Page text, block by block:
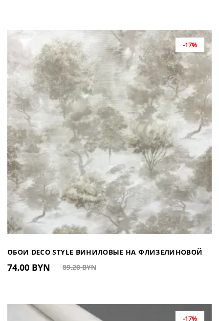
-17%
ОБОИ DECO STYLE ВИНИЛОВЫЕ НА ФЛИЗЕЛИНОВОЙ
ОСНОВЕ DJ601109 (КИТАЙ)
74.00 BYN 89.20 BYN
-17%